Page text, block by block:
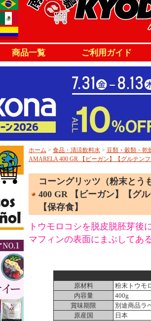
商品一覧 ご利用ガイド
ホーム > 食品・清涼飲料水 > 豆類・穀類・乾
AMARELA 400 GR 【ビーガン】【グルテン
コーングリッツ（粉末と
400 GR 【ビーガン】【グ
【保存食】
トウモロコシを脱皮脱胚芽後
マフィンの表面にまぶしてあ
原材料
粉末トウモ
内容量
400g
賞味期限
別途商品ラ
原産国
日本